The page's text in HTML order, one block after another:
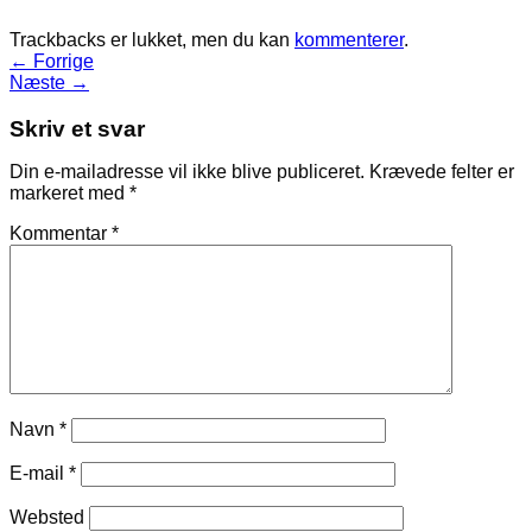
Trackbacks er lukket, men du kan kommenterer.
← Forrige
Næste →
Skriv et svar
Din e-mailadresse vil ikke blive publiceret. Krævede felter er
markeret med *
Kommentar *
Navn *
E-mail *
Websted